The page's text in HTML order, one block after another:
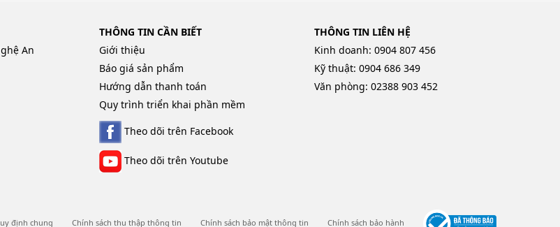
An
THÔNG TIN CẦN BIẾT
Giới thiệu
Báo giá sản phẩm
Hướng dẫn thanh toán
Quy trình triển khai phần mềm
Theo dõi trên Facebook
Theo dõi trên Youtube
THÔNG TIN LIÊN HỆ
Kinh doanh: 0904 807 456
Kỹ thuật: 0904 686 349
Văn phòng: 02388 903 452
định chung Chính sách thu thập thông tin Chính sách bảo mật thông tin Chính sách bảo hành